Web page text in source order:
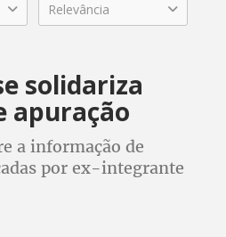
Relevância
solidariza
apuração
a informação de
por ex-integrante